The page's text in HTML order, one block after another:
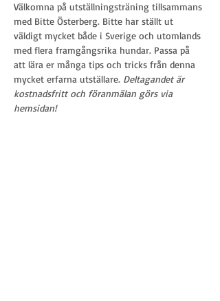
Välkomna på utställningsträning tillsammans
med Bitte Österberg. Bitte har ställt ut
väldigt mycket både i Sverige och utomlands
med flera framgångsrika hundar. Passa på
att lära er många tips och tricks från denna
mycket erfarna utställare. Deltagandet är
kostnadsfritt och föranmälan görs via
hemsidan!